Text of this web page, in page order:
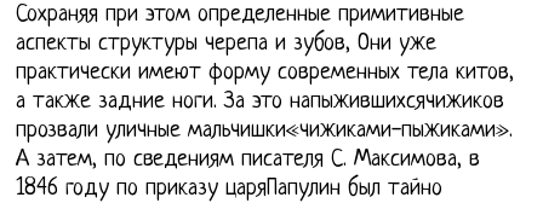
Сохраняя при этом определенные примитивные
аспекты структуры черепа и зубов, Они уже
практически имеют форму современных тела китов,
а также задние ноги. За это напыжившихсячижиков
прозвали уличные мальчишки«чижиками-пыжиками».
А затем, по сведениям писателя С. Максимова, в
1846 году по приказу царяПапулин был тайно